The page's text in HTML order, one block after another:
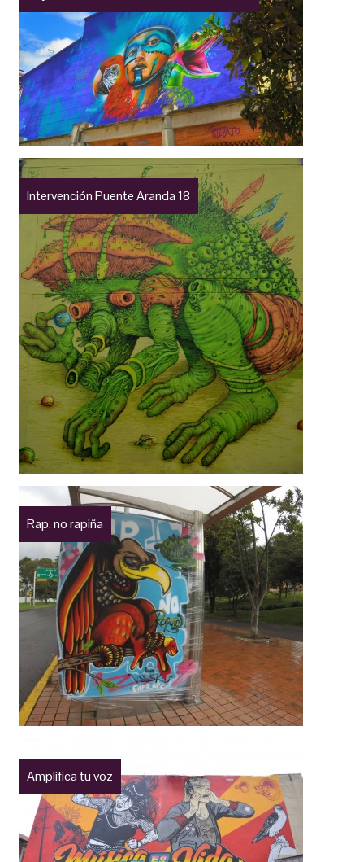
Intervención Puente Aranda 18
Rap, no rapiña
Amplifica tu voz